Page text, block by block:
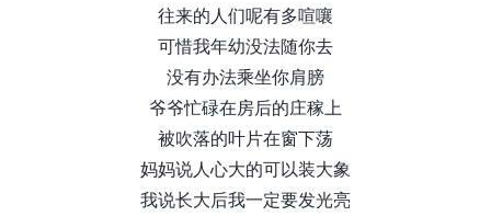
往来的人们呢有多喧嚷
可惜我年幼没法随你去
没有办法乘坐你肩膀
爷爷忙碌在房后的庄稼上
被吹落的叶片在窗下荡
妈妈说人心大的可以装大象
我说长大后我一定要发光亮